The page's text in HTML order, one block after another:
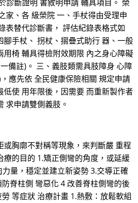
診斷證明 書敘明申請 輔具項目。 榮
家、各 級榮院 一、手杖得由受理申
表替代診斷書， 評估紀錄表格式如
腳手杖、 拐杖、摺疊式助行 器、一般
用椅 輔具得檢附效期限 內之身心障礙
備註)。 三、義肢類需具肢障身 心障
應先依 全民健康保險相關 規定申請
低使 用年限後，因需要 而重新製作者
求申請雙側義肢。
或胸廓不對稱等現象，來判斷嚴 重程
療的目的 1.矯正側彎的角度，或延緩
量，穩定並建立新姿勢 3.交導正確
脊柱側 彎惡化 4 改善脊柱側彎的後
等症狀 治療計畫 1.熱敷：放鬆軟組